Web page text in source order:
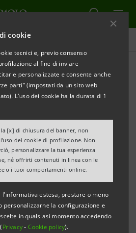
cookie
tecnici e, previo consenso
al fine di inviare
personalizzate e consente anche
parti" (impostati da un sito web
L'uso dei cookie ha la durata di 1
[x] di chiusura del banner, non
dei cookie di profilazione. Non
personalizzare la tua esperienza
né offrirti contenuti in linea con le
o i tuoi comportamenti online.
l'informativa estesa, prestare o meno
personalizzarne la configurazione e
in qualsiasi momento accedendo
Privacy- Cookie policy).
RISULTATI AL 30 GIUGNO 2007
del primo semestre 2007 a
con plusvalenze da
e FriulAdria, rispetto a 2,6
2006.
normalizzato del primo
mln. di euro, rispetto ai
semestre 2006 (+6,6%).
operativa a 4.939 mln. di